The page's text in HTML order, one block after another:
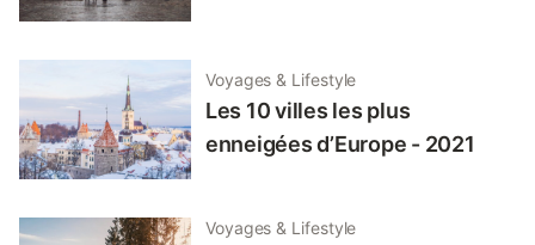
Voyages & Lifestyle
Les 10 villes les plus
enneigées d’Europe - 2021
Voyages & Lifestyle